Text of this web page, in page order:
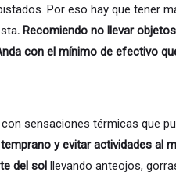
Por eso hay que tener
. Recomiendo no llevar
con el mínimo de efectivo
sensaciones térmicas que
y evitar actividades al
del solllevando anteojos,